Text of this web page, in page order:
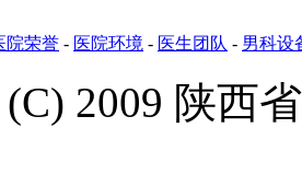
院荣誉 - 医院环境 - 医生团队 - 男科设
2009 陕西